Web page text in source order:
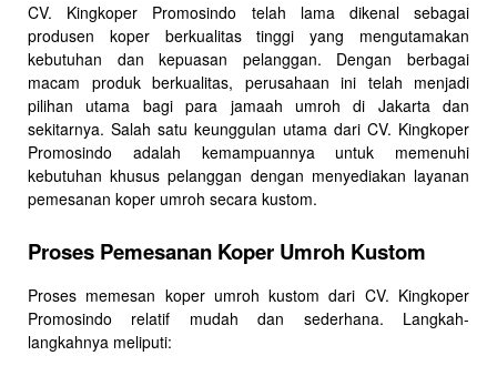
CV. Kingkoper Promosindo telah lama dikenal sebagai
produsen koper berkualitas tinggi yang mengutamakan
kebutuhan dan kepuasan pelanggan. Dengan berbagai
macam produk berkualitas, perusahaan ini telah menjadi
pilihan utama bagi para jamaah umroh di Jakarta dan
sekitarnya. Salah satu keunggulan utama dari CV. Kingkoper
Promosindo adalah kemampuannya untuk memenuhi
kebutuhan khusus pelanggan dengan menyediakan layanan
pemesanan koper umroh secara kustom.
Proses Pemesanan Koper Umroh Kustom
Proses memesan koper umroh kustom dari CV. Kingkoper
Promosindo relatif mudah dan sederhana. Langkah-
langkahnya meliputi: